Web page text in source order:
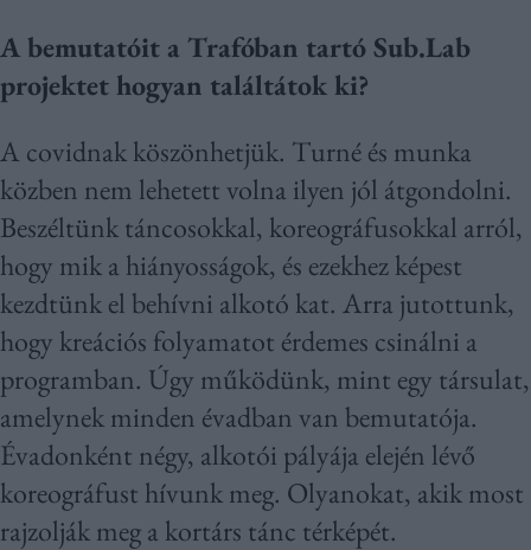
A bemutatóit a Trafóban tartó Sub.Lab
projektet hogyan találtátok ki?
A covidnak köszönhetjük. Turné és munka
közben nem lehetett volna ilyen jól átgondolni.
Beszéltünk táncosokkal, koreográfusokkal arról,
hogy mik a hiányosságok, és ezekhez képest
kezdtünk el behívni alkotó kat. Arra jutottunk,
hogy kreációs folyamatot érdemes csinálni a
programban. Úgy működünk, mint egy társulat,
amelynek minden évadban van bemutatója.
Évadonként négy, alkotói pályája elején lévő
koreográfust hívunk meg. Olyanokat, akik most
rajzolják meg a kortárs tánc térképét.